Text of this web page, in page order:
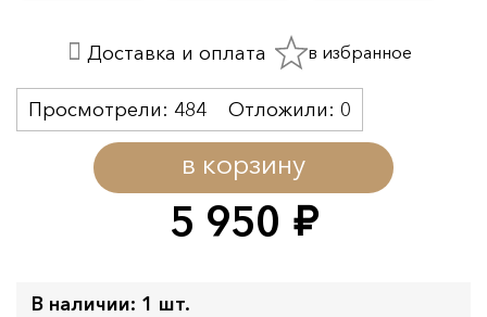
5 950 руб.
в корзину
Просмотрели: 484 Отложили: 0
Доставка и оплата в избранное
В наличии: 1 шт.